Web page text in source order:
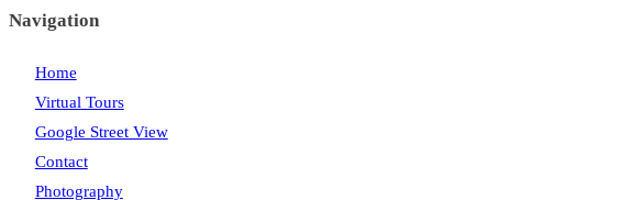
Navigation
Home
Virtual Tours
Google Street View
Contact
Photography